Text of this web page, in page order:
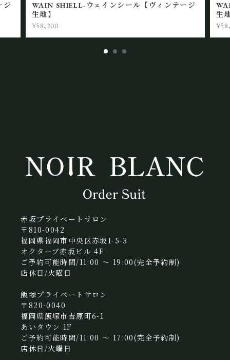
ジ
WAIN SHIELL-ウェインシール【ヴィンテージ
生地】
¥58,300
生
赤坂プライベートサロン
〒810-0042
福岡県福岡市中央区赤坂1-5-3
オクターブ赤坂ビル 4F
ご予約可能時間/11:00 〜 19:00(完全予約制)
店休日/火曜日
飯塚プライベートサロン
〒820-0040
福岡県飯塚市吉原町6-1
あいタウン 1F
ご予約可能時間/11:00 〜 17:00(完全予約制)
店休日/火曜日